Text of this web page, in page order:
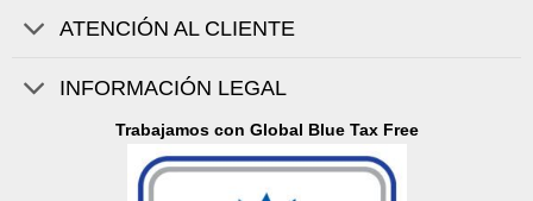
ATENCIÓN AL CLIENTE
INFORMACIÓN LEGAL
Trabajamos con Global Blue Tax Free